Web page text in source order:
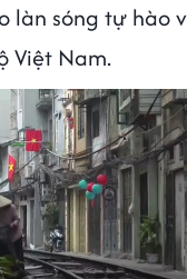
làn sóng tự hào
Việt Nam.